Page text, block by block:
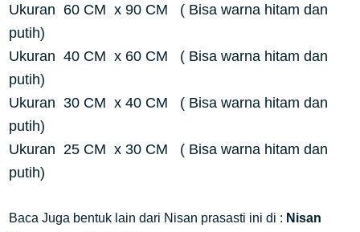
Ukuran 60 CM x 90 CM ( Bisa warna hitam dan
putih)
Ukuran 40 CM x 60 CM ( Bisa warna hitam dan
putih)
Ukuran 30 CM x 40 CM ( Bisa warna hitam dan
putih)
Ukuran 25 CM x 30 CM ( Bisa warna hitam dan
putih)
Baca Juga bentuk lain dari Nisan prasasti ini di : Nisan